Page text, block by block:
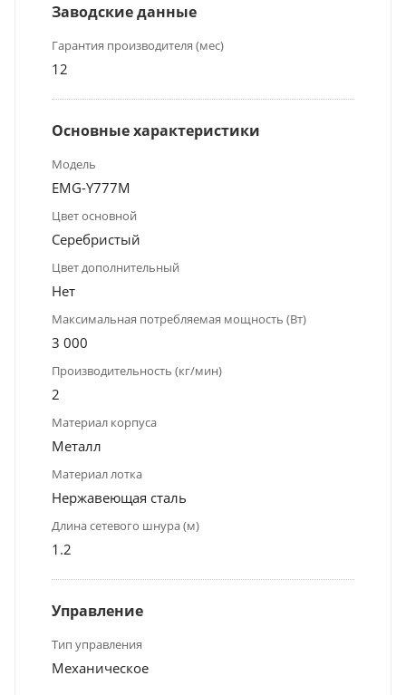
Заводские данные
Гарантия производителя (мес)
12
Основные характеристики
Модель
EMG-Y777M
Цвет основной
Серебристый
Цвет дополнительный
Нет
Максимальная потребляемая мощность (Вт)
3 000
Производительность (кг/мин)
2
Материал корпуса
Металл
Материал лотка
Нержавеющая сталь
Длина сетевого шнура (м)
1.2
Управление
Тип управления
Механическое